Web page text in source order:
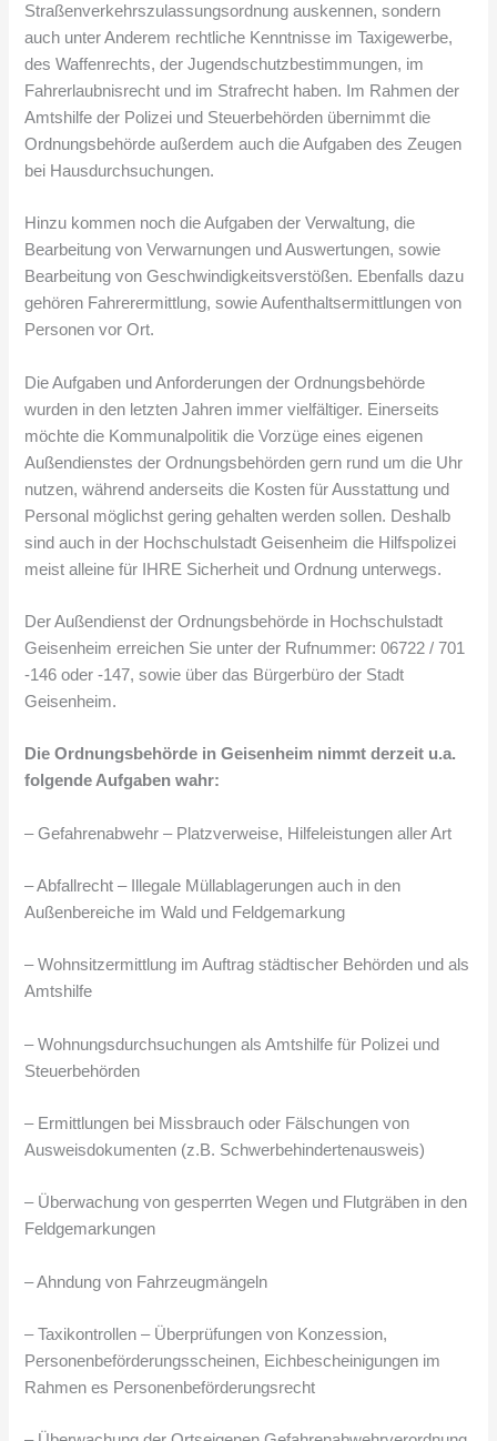
Straßenverkehrszulassungsordnung auskennen, sondern
auch unter Anderem rechtliche Kenntnisse im Taxigewerbe,
des Waffenrechts, der Jugendschutzbestimmungen, im
Fahrerlaubnisrecht und im Strafrecht haben. Im Rahmen der
Amtshilfe der Polizei und Steuerbehörden übernimmt die
Ordnungsbehörde außerdem auch die Aufgaben des Zeugen
bei Hausdurchsuchungen.
Hinzu kommen noch die Aufgaben der Verwaltung, die
Bearbeitung von Verwarnungen und Auswertungen, sowie
Bearbeitung von Geschwindigkeitsverstößen. Ebenfalls dazu
gehören Fahrerermittlung, sowie Aufenthaltsermittlungen von
Personen vor Ort.
Die Aufgaben und Anforderungen der Ordnungsbehörde
wurden in den letzten Jahren immer vielfältiger. Einerseits
möchte die Kommunalpolitik die Vorzüge eines eigenen
Außendienstes der Ordnungsbehörden gern rund um die Uhr
nutzen, während anderseits die Kosten für Ausstattung und
Personal möglichst gering gehalten werden sollen. Deshalb
sind auch in der Hochschulstadt Geisenheim die Hilfspolizei
meist alleine für IHRE Sicherheit und Ordnung unterwegs.
Der Außendienst der Ordnungsbehörde in Hochschulstadt
Geisenheim erreichen Sie unter der Rufnummer: 06722 / 701
-146 oder -147, sowie über das Bürgerbüro der Stadt
Geisenheim.
Die Ordnungsbehörde in Geisenheim nimmt derzeit u.a.
folgende Aufgaben wahr:
– Gefahrenabwehr – Platzverweise, Hilfeleistungen aller Art
– Abfallrecht – Illegale Müllablagerungen auch in den
Außenbereiche im Wald und Feldgemarkung
– Wohnsitzermittlung im Auftrag städtischer Behörden und als
Amtshilfe
– Wohnungsdurchsuchungen als Amtshilfe für Polizei und
Steuerbehörden
– Ermittlungen bei Missbrauch oder Fälschungen von
Ausweisdokumenten (z.B. Schwerbehindertenausweis)
– Überwachung von gesperrten Wegen und Flutgräben in den
Feldgemarkungen
– Ahndung von Fahrzeugmängeln
– Taxikontrollen – Überprüfungen von Konzession,
Personenbeförderungsscheinen, Eichbescheinigungen im
Rahmen es Personenbeförderungsrecht